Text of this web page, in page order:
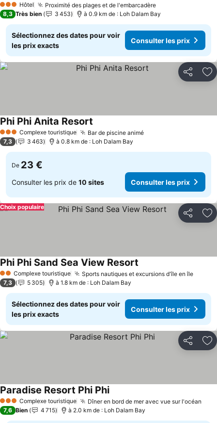
3 ÉtoilesHôtel Proximité des plages et de l'embarcadère
8,3 Très bien 3 453 à 0.9 km de : Loh Dalam Bay
Sélectionnez des dates pour voir
les prix exacts
Consulter les prix
Partager
3 ÉtoilesComplexe touristique Bar de piscine animé
Phi Phi Anita Resort
7,3 3 463 à 0.8 km de : Loh Dalam Bay
De 23 €
Consulter les prix de 10 sites Consulter les prix
Partager
Choix populaire
2 ÉtoilesComplexe touristique Sports nautiques et excursions d'île en île
Phi Phi Sand Sea View Resort
7,3 5 305 à 1.8 km de : Loh Dalam Bay
Sélectionnez des dates pour voir
les prix exacts
Consulter les prix
Partager
3 ÉtoilesComplexe touristique Dîner en bord de mer avec vue sur l'océan
Paradise Resort Phi Phi
7,6 Bien 4 715 à 2.0 km de : Loh Dalam Bay